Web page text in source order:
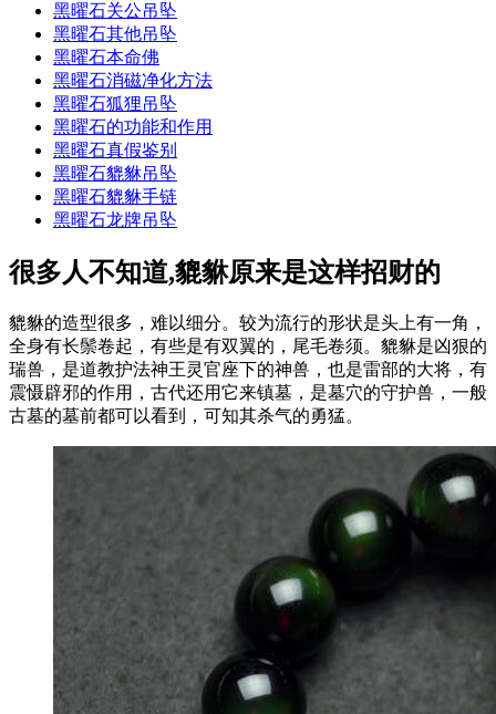
黑曜石关公吊坠
黑曜石其他吊坠
黑曜石本命佛
黑曜石消磁净化方法
黑曜石狐狸吊坠
黑曜石的功能和作用
黑曜石真假鉴别
黑曜石貔貅吊坠
黑曜石貔貅手链
黑曜石龙牌吊坠
很多人不知道,貔貅原来是这样招财的
貔貅的造型很多，难以细分。较为流行的形状是头上有一角，
全身有长鬃卷起，有些是有双翼的，尾毛卷须。貔貅是凶狠的
瑞兽，是道教护法神王灵官座下的神兽，也是雷部的大将，有
震慑辟邪的作用，古代还用它来镇墓，是墓穴的守护兽，一般
古墓的墓前都可以看到，可知其杀气的勇猛。